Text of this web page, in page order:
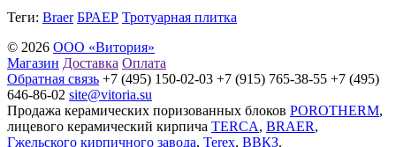
Теги: Braer БРАЕР Тротуарная плитка
© 2026 ООО «Витория»
Магазин Доставка Оплата
Обратная связь +7 (495) 150-02-03 +7 (915) 765-38-55 +7 (495)
646-86-02 site@vitoria.su
Продажа керамических поризованных блоков POROTHERM,
лицевого керамический кирпича TERCA, BRAER,
Гжельского кирпичного завода, Terex, ВВКЗ.